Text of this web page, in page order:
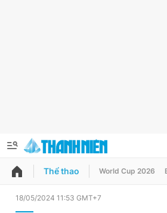
QUẢNG CÁO ĐẶT BÁO
Thể thao World Cup 2026
18/05/2024 11:53 GMT+7